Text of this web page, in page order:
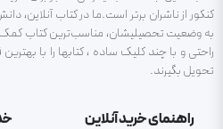
کنکور از ناشران برتر است.ما در کتاب آنلاین،
به وضعیت تحصیلیشان، مناسب‌ترین کتاب کمک
راحتی و با چند کلیک ساده ، کتابها را با
تحویل بگیرند.
راهنمای خرید آنلاین